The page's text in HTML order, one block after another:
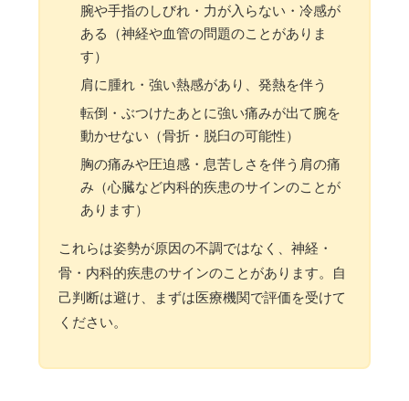
腕や手指のしびれ・力が入らない・冷感が
ある（神経や血管の問題のことがありま
す）
肩に腫れ・強い熱感があり、発熱を伴う
転倒・ぶつけたあとに強い痛みが出て腕を
動かせない（骨折・脱臼の可能性）
胸の痛みや圧迫感・息苦しさを伴う肩の痛
み（心臓など内科的疾患のサインのことが
あります）
これらは姿勢が原因の不調ではなく、神経・
骨・内科的疾患のサインのことがあります。自
己判断は避け、まずは医療機関で評価を受けて
ください。